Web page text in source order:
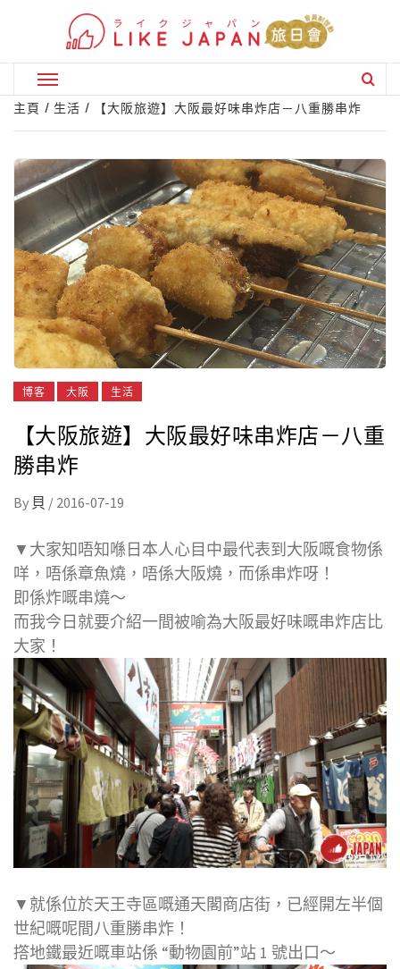
Primary
Menu
主頁 生活 【大阪旅遊】大阪最好味串炸店－八重勝串炸
博客 大阪 生活
【大阪旅遊】大阪最好味串炸店－八重
勝串炸
By 貝 / 2016-07-19
▼大家知唔知喺日本人心目中最代表到大阪嘅食物係
咩，唔係章魚燒，唔係大阪燒，而係串炸呀！
即係炸嘅串燒～
而我今日就要介紹一間被喻為大阪最好味嘅串炸店比
大家！
▼就係位於天王寺區嘅通天閣商店街，已經開左半個
世紀嘅呢間八重勝串炸！
撘地鐵最近嘅車站係 “動物園前”站 1 號出口～